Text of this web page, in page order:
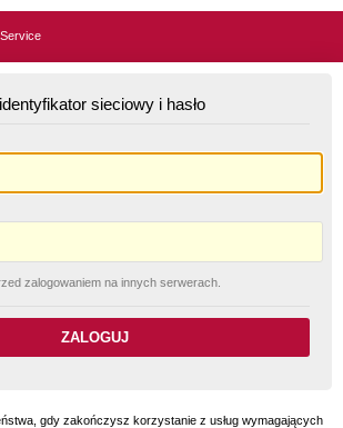
sieciowy i hasło
zalogowaniem na innych serwerach.
gdy zakończysz korzystanie z usług wymagających